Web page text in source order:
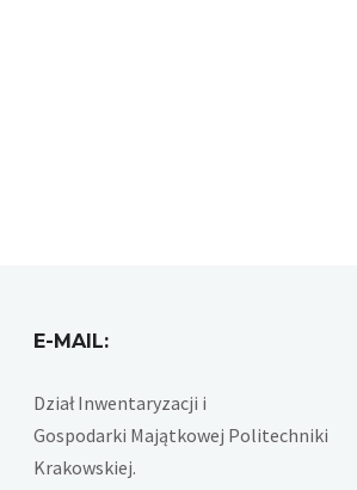
E-MAIL:
Dział Inwentaryzacji i
Gospodarki Majątkowej Politechniki
Krakowskiej.